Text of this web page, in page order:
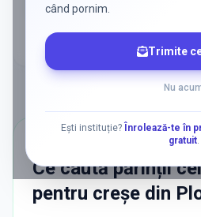
când pornim.
Trimite
Nu
Ești instituție?
Înrolează-te în
gratuit.
Ce caută părinții
pentru creșe din